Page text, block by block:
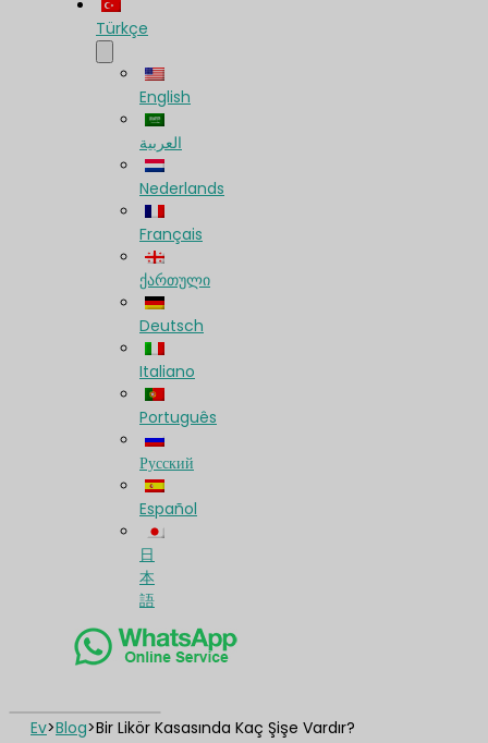
Türkçe
English
العربية
Nederlands
Français
ქართული
Deutsch
Italiano
Português
Русский
Español
日
本
語
Ev>Blog>Bir Likör Kasasında Kaç Şişe Vardır?